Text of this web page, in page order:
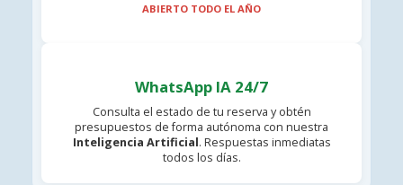
ABIERTO TODO EL AÑO
WhatsApp IA 24/7
Consulta el estado de tu reserva y obtén
presupuestos de forma autónoma con nuestra
Inteligencia Artificial. Respuestas inmediatas
todos los días.